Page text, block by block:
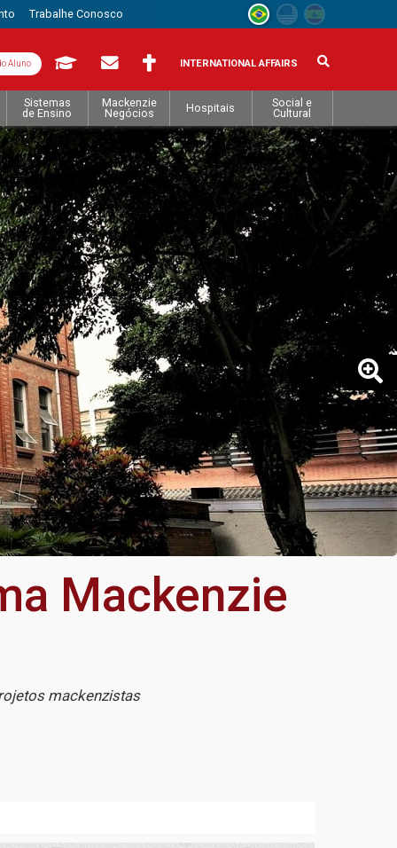
Trabalhe Conosco
Aluno INTERNATIONAL AFFAIRS
Sistemas
de Ensino
Mackenzie
Negócios
Hospitais
Social e
Cultural
Mackenzie
mackenzistas